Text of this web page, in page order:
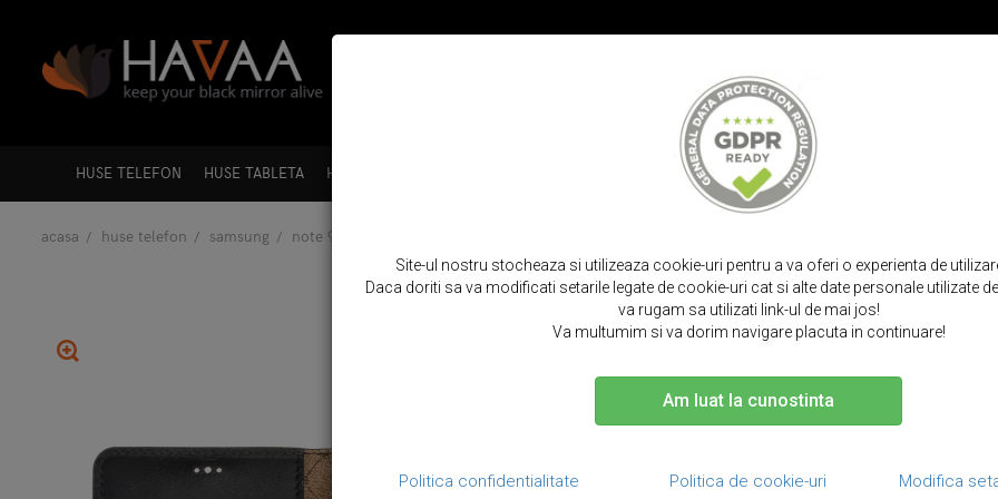
HUSE TELEFON HUSE TABLETA HUSE LAPTOP CURELE SMARTWATCH TOCURI SI SACULETI
acasa huse telefon samsung note 9
Husa piele
cover,
Site-ul nostru stocheaza si utilizeaza cookie-uri pentru a va oferi o experienta de
Daca doriti sa va modificati setarile legate de cookie-uri cat si alte date personale utilizate
va rugam sa utilizati link-ul de mai jos!
Va multumim si va dorim navigare placuta in continuare!
Am luat la cunostinta
Politica confidentialitate Politica de cookie-uri Modifica